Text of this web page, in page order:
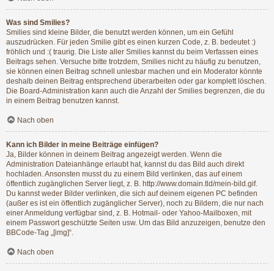
Was sind Smilies?
Smilies sind kleine Bilder, die benutzt werden können, um ein Gefühl
auszudrücken. Für jeden Smilie gibt es einen kurzen Code, z. B. bedeutet :)
fröhlich und :( traurig. Die Liste aller Smilies kannst du beim Verfassen eines
Beitrags sehen. Versuche bitte trotzdem, Smilies nicht zu häufig zu benutzen,
sie können einen Beitrag schnell unlesbar machen und ein Moderator könnte
deshalb deinen Beitrag entsprechend überarbeiten oder gar komplett löschen.
Die Board-Administration kann auch die Anzahl der Smilies begrenzen, die du
in einem Beitrag benutzen kannst.
Nach oben
Kann ich Bilder in meine Beiträge einfügen?
Ja, Bilder können in deinem Beitrag angezeigt werden. Wenn die
Administration Dateianhänge erlaubt hat, kannst du das Bild auch direkt
hochladen. Ansonsten musst du zu einem Bild verlinken, das auf einem
öffentlich zugänglichen Server liegt, z. B. http://www.domain.tld/mein-bild.gif.
Du kannst weder Bilder verlinken, die sich auf deinem eigenen PC befinden
(außer es ist ein öffentlich zugänglicher Server), noch zu Bildern, die nur nach
einer Anmeldung verfügbar sind, z. B. Hotmail- oder Yahoo-Mailboxen, mit
einem Passwort geschützte Seiten usw. Um das Bild anzuzeigen, benutze den
BBCode-Tag „[img]“.
Nach oben